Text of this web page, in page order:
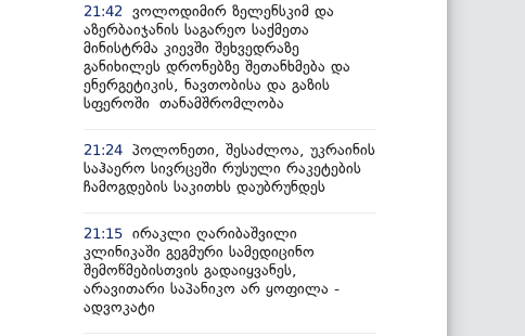
21:42
ვოლოდიმირ ზელენსკიმ და
აზერბაიჯანის საგარეო საქმეთა
მინისტრმა კიევში შეხვედრაზე
განიხილეს დრონებზე შეთანხმება და
ენერგეტიკის, ნავთობისა და გაზის
სფეროში თანამშრომლობა
21:24 პოლონეთი, შესაძლოა, უკრაინის
საჰაერო სივრცეში რუსული რაკეტების
ჩამოგდების საკითხს დაუბრუნდეს
21:15 ირაკლი ღარიბაშვილი
კლინიკაში გეგმური სამედიცინო
შემოწმებისთვის გადაიყვანეს,
არავითარი საპანიკო არ ყოფილა -
ადვოკატი